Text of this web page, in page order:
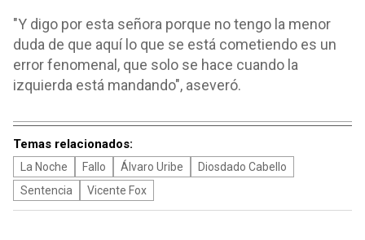
"Y digo por esta señora porque no tengo la menor
duda de que aquí lo que se está cometiendo es un
error fenomenal, que solo se hace cuando la
izquierda está mandando", aseveró.
Temas relacionados:
La Noche Fallo Álvaro Uribe
Diosdado Cabello
Sentencia
Vicente Fox